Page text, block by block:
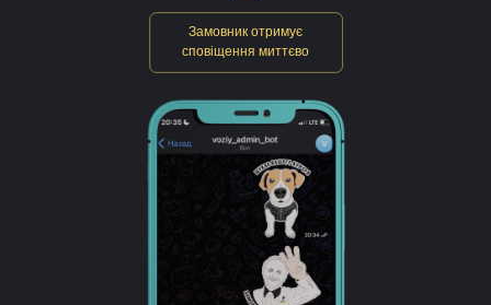
Замовник отримує
сповіщення миттєво